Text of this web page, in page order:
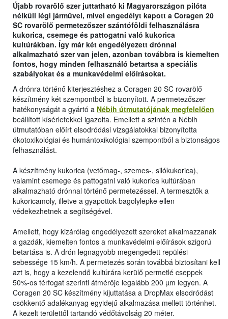
Újabb rovarölő szer juttatható ki Magyarországon pilóta
nélküli légi járművel, mivel engedélyt kapott a Coragen 20
SC rovarölő permetezőszer szántóföldi felhasználásra
kukorica, csemege és pattogatni való kukorica
kultúrákban. Így már két engedélyezett drónnal
alkalmazható szer van jelen, azonban továbbra is kiemelten
fontos, hogy minden felhasználó betartsa a speciális
szabályokat és a munkavédelmi előírásokat.
A drónra történő kiterjesztéshez a Coragen 20 SC rovarölő
készítmény két szempontból is bizonyított. A permetezőszer
hatékonyságát a gyártó a Nébih útmutatójának megfelelően
beállított kísérletekkel igazolta. Emellett a szintén a Nébih
útmutatóban előírt elsodródási vizsgálatokkal bizonyította
ökotoxikológiai és humántoxikológiai szempontból a biztonságos
felhasználást.
A készítmény kukorica (vetőmag-, szemes-, silókukorica),
valamint csemege és pattogatni való kukorica kultúrában
alkalmazható drónnal történő permetezéssel. A termesztők a
kukoricamoly, illetve a gyapottok-bagolylepke ellen
védekezhetnek a segítségével.
Amellett, hogy kizárólag engedélyezett szereket alkalmazzanak
a gazdák, kiemelten fontos a munkavédelmi előírások szigorú
betartása is. A drón legnagyobb megengedett repülési
sebessége 15 km/h. A permetezés során továbbá biztosítani kell
azt is, hogy a kezelendő kultúrára kerülő permetlé cseppek
50%-os térfogat szerinti átmérője legalább 200 µm legyen. A
Coragen 20 SC készítmény kijuttatása a DropMax elsodródást
csökkentő adalékanyag egyidejű alkalmazása mellett történhet.
A kezelt területtől tartandó védőtávolság 20 méter.